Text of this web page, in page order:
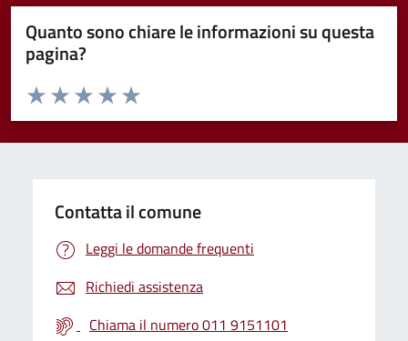
Quanto sono chiare le informazioni su questa
pagina?
Valuta da 1 a 5 stelle la pagina
Valuta 5 stelle su 5
Valuta 4 stelle su 5
Valuta 3 stelle su 5
Valuta 2 stelle su 5
Valuta 1 stelle su 5
Contatta il comune
Leggi le domande frequenti
Richiedi assistenza
Chiama il numero 011 9151101